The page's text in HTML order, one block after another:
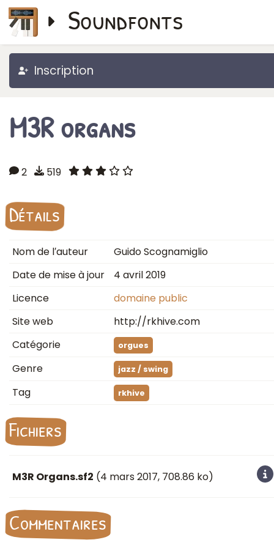
Soundfonts
Inscription
M3R organs
2 519
Détails
Nom de l′auteur
Guido Scognamiglio
Date de mise à jour
4 avril 2019
Licence
domaine public
Site web
http://rkhive.com
Catégorie
orgues
Genre jazz / swing
Tag rkhive
Fichiers
M3R Organs.sf2 (4 mars 2017, 708.86 ko)
Commentaires